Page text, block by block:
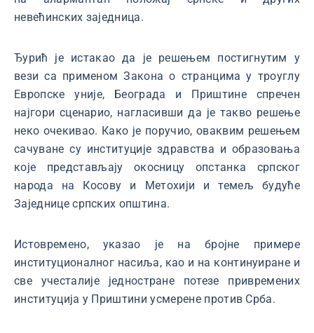
невећинских заједница.
Ђурић је истакао да је решењем постигнутим у
вези са применом Закона о странцима у троуглу
Европске уније, Београда и Приштине спречен
најгори сценарио, нагласивши да је такво решење
неко очекивао. Како је поручио, оваквим решењем
сачуване су институције здравства и образовања
које представљају окосницу опстанка српског
народа на Косову и Метохији и темељ будуће
Заједнице српских општина.
Истовремено, указао је на бројне примере
институционалног насиља, као и на континуиране и
све учесталије једностране потезе привремених
институција у Приштини усмерене против Срба.